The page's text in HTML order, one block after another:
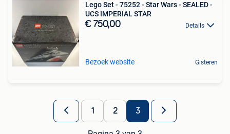
Lego Set - 75252 - Star Wars - SEALED -
UCS IMPERIAL STAR
€ 750,00 Details
Bezoek website Gisteren
1 2 3